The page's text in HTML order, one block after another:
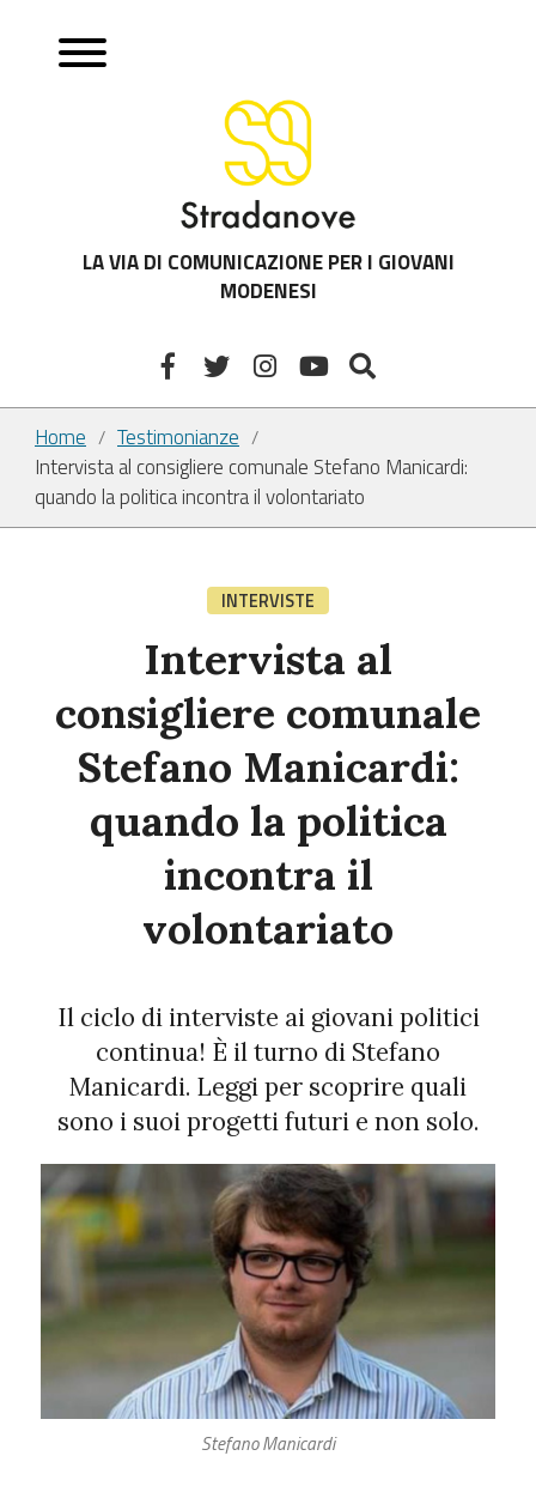
LA VIA DI COMUNICAZIONE PER I GIOVANI
MODENESI
Home / Testimonianze /
Intervista al consigliere comunale Stefano Manicardi:
quando la politica incontra il volontariato
INTERVISTE
Intervista al
consigliere comunale
Stefano Manicardi:
quando la politica
incontra il
volontariato
Il ciclo di interviste ai giovani politici
continua! È il turno di Stefano
Manicardi. Leggi per scoprire quali
sono i suoi progetti futuri e non solo.
Stefano Manicardi